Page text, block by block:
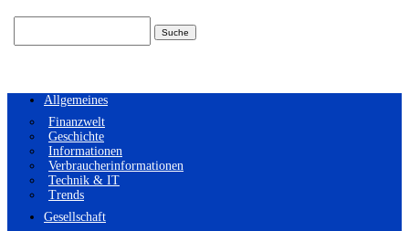
Allgemeines
Finanzwelt
Geschichte
Informationen
Verbraucherinformationen
Technik & IT
Trends
Gesellschaft